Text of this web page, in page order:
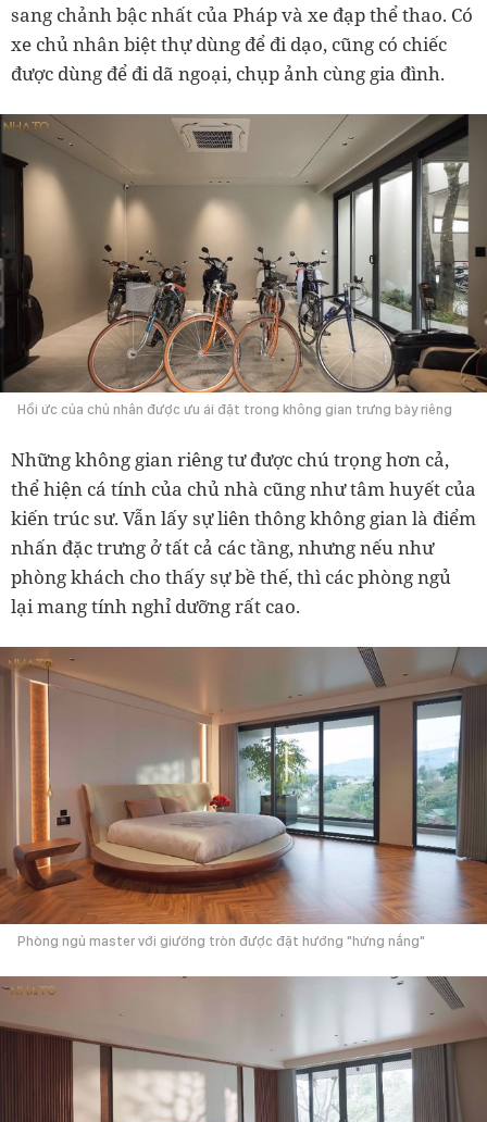
sang chảnh bậc nhất của Pháp và xe đạp thể thao. Có
xe chủ nhân biệt thự dùng để đi dạo, cũng có chiếc
được dùng để đi dã ngoại, chụp ảnh cùng gia đình.
Hồi ức của chủ nhân được ưu ái đặt trong không gian trưng bày riêng
Những không gian riêng tư được chú trọng hơn cả,
thể hiện cá tính của chủ nhà cũng như tâm huyết của
kiến trúc sư. Vẫn lấy sự liên thông không gian là điểm
nhấn đặc trưng ở tất cả các tầng, nhưng nếu như
phòng khách cho thấy sự bề thế, thì các phòng ngủ
lại mang tính nghỉ dưỡng rất cao.
Phòng ngủ master với giường tròn được đặt hướng "hứng nắng"